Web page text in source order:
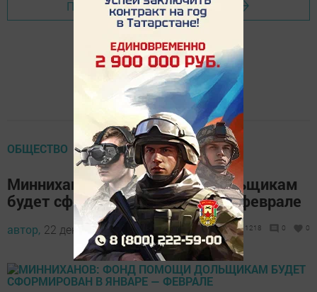
Перейти на страницу новости
ОБЩЕСТВО
Минниханов: Фонд помощи дольщикам
будет сформирован в январе — феврале
автор, 22 декабря 2017 - 16:11 1218 0 0